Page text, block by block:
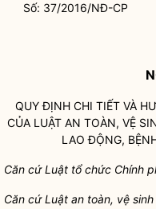
Số: 37/2016/NĐ-CP
QUY ĐỊNH CHI TIẾT VÀ
CỦA LUẬT AN TOÀN, VỆ
LAO ĐỘNG,
Căn cứLuật tổ chức Chính
Căn cứLuật an toàn, vệ